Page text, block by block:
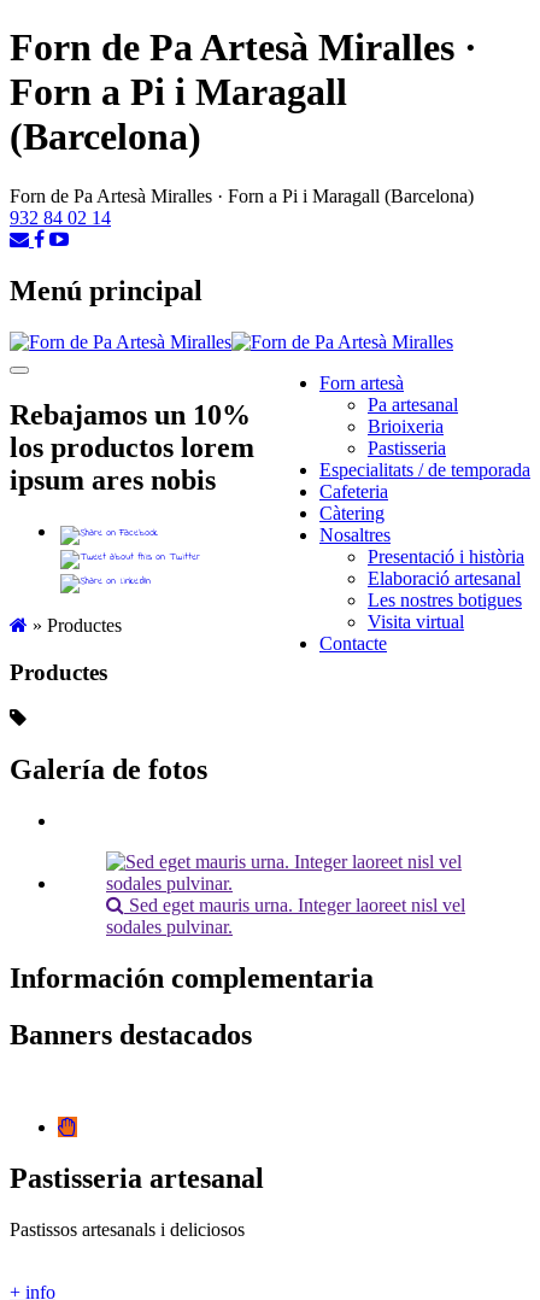
Forn de Pa Artesà Miralles ·
Forn a Pi i Maragall
(Barcelona)
Forn de Pa Artesà Miralles · Forn a Pi i Maragall (Barcelona)
932 84 02 14
Menú principal
Menú
Forn artesà
Pa artesanal
Brioixeria
Pastisseria
Especialitats / de temporada
Cafeteria
Càtering
Nosaltres
Presentació i història
Elaboració artesanal
Les nostres botigues
Visita virtual
Contacte
Rebajamos un 10%
los productos lorem
ipsum ares nobis
» Productes
Productes
Galería de fotos
Sed eget mauris urna. Integer laoreet nisl vel
sodales pulvinar.
Información complementaria
Banners destacados
Pastisseria artesanal
Pastissos artesanals i deliciosos
+ info